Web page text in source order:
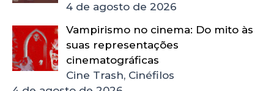
4 de agosto de 2026
Vampirismo no cinema: Do mito às
suas representações
cinematográficas
Cine Trash, Cinéfilos